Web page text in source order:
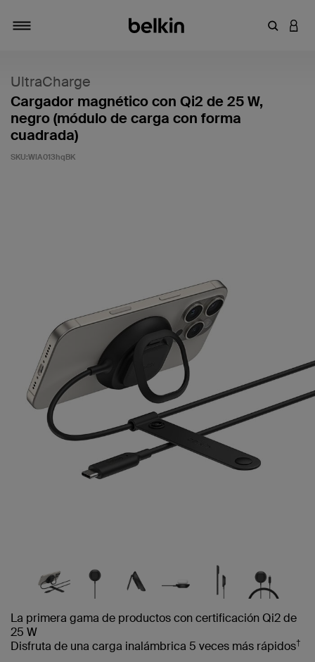
UltraCharge
Cargador magnético con Qi2 de 25 W,
negro (módulo de carga con forma
cuadrada)
SKU:WIA013hqBK
La primera gama de productos con certificación Qi2 de
25 W
Disfruta de una carga inalámbrica 5 veces más rápidos†